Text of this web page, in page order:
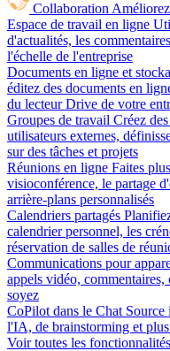
Collaboration
Espace de travail en ligne
d'actualités, les
l'échelle de l'entreprise
Documents en ligne et
éditez des documents en
du lecteur Drive de votre
Groupes de travail Créez
utilisateurs externes,
sur des tâches et projets
Réunions en ligne Faites
visioconférence, le partage
arrière-plans personnalisés
Calendriers partagés
calendrier personnel, les
réservation de salles de
Communications pour
appels vidéo,
soyez
CoPilot dans le Chat Source
l'IA, de brainstorming et
Voir toutes les